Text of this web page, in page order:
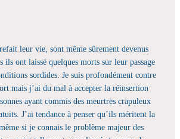
leur vie, sont même sûrement devenus
ils ont laissé quelques morts sur leur passage
sordides. Je suis profondément contre
mais j’ai du mal à accepter la réinsertion
ayant commis des meurtres crapuleux
J’ai tendance à penser qu’ils méritent la
si je connais le problème majeur des